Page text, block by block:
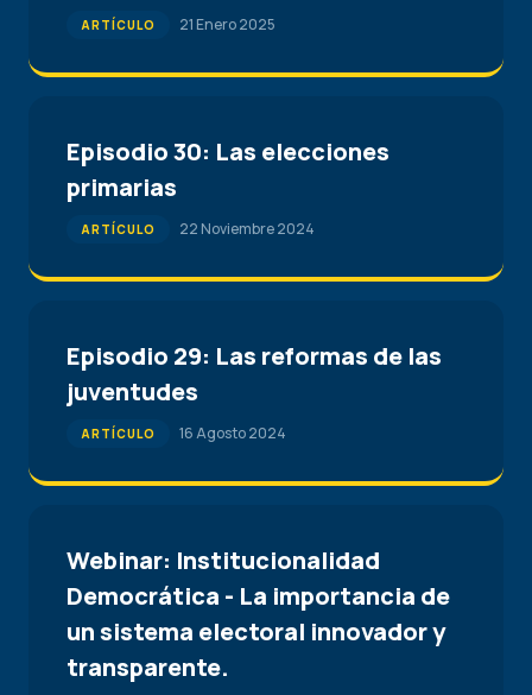
ARTÍCULO 21 Enero 2025
Episodio 30: Las elecciones
primarias
ARTÍCULO 22 Noviembre 2024
Episodio 29: Las reformas de las
juventudes
ARTÍCULO 16 Agosto 2024
Webinar: Institucionalidad
Democrática - La importancia de
un sistema electoral innovador y
transparente.